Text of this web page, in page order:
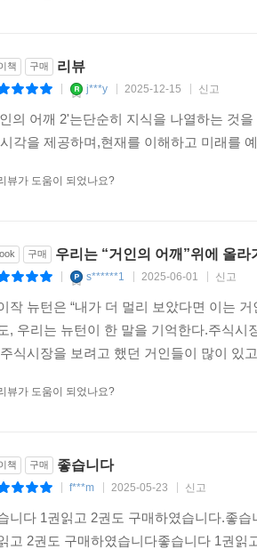
책 구매 리뷰
j***y 2025-12-15 신고
의 어깨 2'는단순히 지식을 나열하는 것
각을 제공하며,현재를 이해하고 미래를
뷰가 도움이 되었나요?
구매 우리는 “거인의 어깨”위에 올
s******1 2025-06-01 신고
작 뉴턴은 “내가 더 멀리 보았다면 이는
, 우리는 뉴턴이 한 말을 기억한다.주식
식시장을 보려고 했던 거인들이 많이 있
뷰가 도움이 되었나요?
책 구매 좋습니다
f***m 2025-05-23 신고
니다 1권읽고 2권도 구매하였습니다.좋
고 2권도 구매하였습니다좋습니다 1권